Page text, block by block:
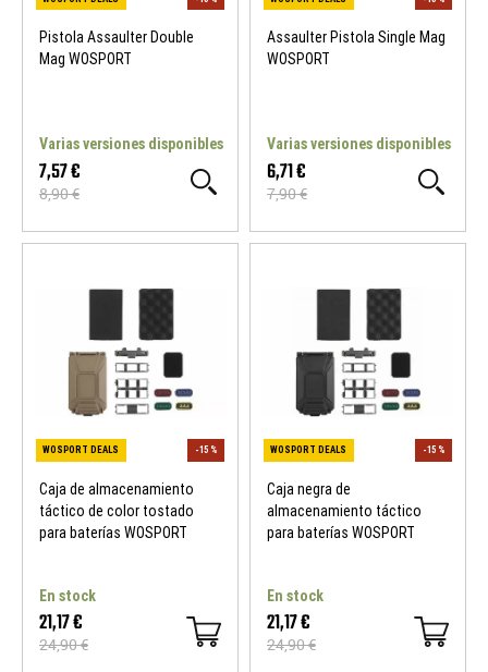
WOSPORT DEALS
Pistola Assaulter Double
Mag WOSPORT
Varias versiones disponibles
7,57 €
8,90 €
Assaulter Pistola Single Mag
WOSPORT
Varias versiones disponibles
6,71 €
7,90 €
Caja de almacenamiento
táctico de color tostado
para baterías WOSPORT
En stock
21,17 €
24,90 €
Caja negra de
almacenamiento táctico
para baterías WOSPORT
En stock
21,17 €
24,90 €